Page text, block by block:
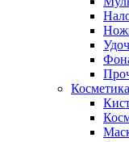
Косметика